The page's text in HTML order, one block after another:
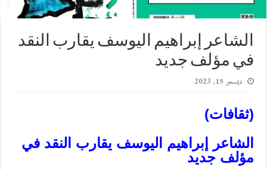
الشاعر إبراهيم اليوسف يقارب النقد
في مؤلف جديد
ديسمبر 15, 2023
(ثقافات)
الشاعر إبراهيم اليوسف يقارب النقد في
مؤلف جديد